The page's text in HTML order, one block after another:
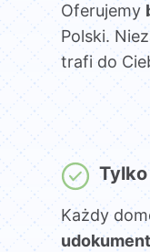
Oferujemy
Polski.
trafi do
Każdy